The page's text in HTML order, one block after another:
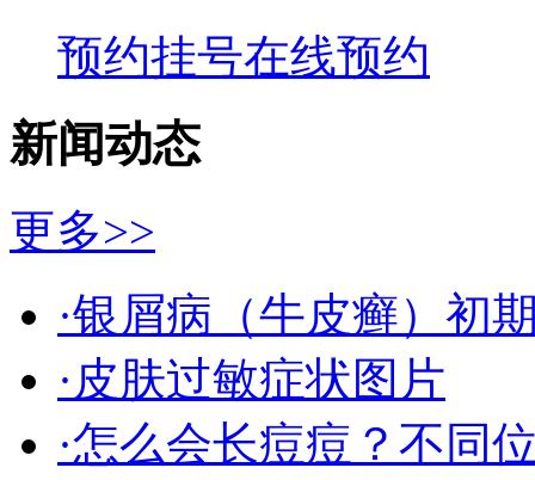
预约挂号在线预约
新闻动态
更多>>
·银屑病（牛皮癣）初
·皮肤过敏症状图片
·怎么会长痘痘？不同